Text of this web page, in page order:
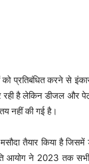
प्रतिबंधित करने से
है लेकिन डीजल और
नहीं की गई है।
तैयार किया है
आयोग ने 2023 तक